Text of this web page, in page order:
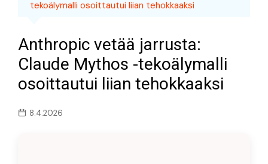
tekoälymalli osoittautui liian tehokkaaksi
Anthropic vetää jarrusta:
Claude Mythos -tekoälymalli
osoittautui liian tehokkaaksi
8.4.2026